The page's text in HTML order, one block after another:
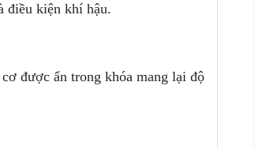
điều kiện khí hậu.
được ẩn trong khóa mang lại độ